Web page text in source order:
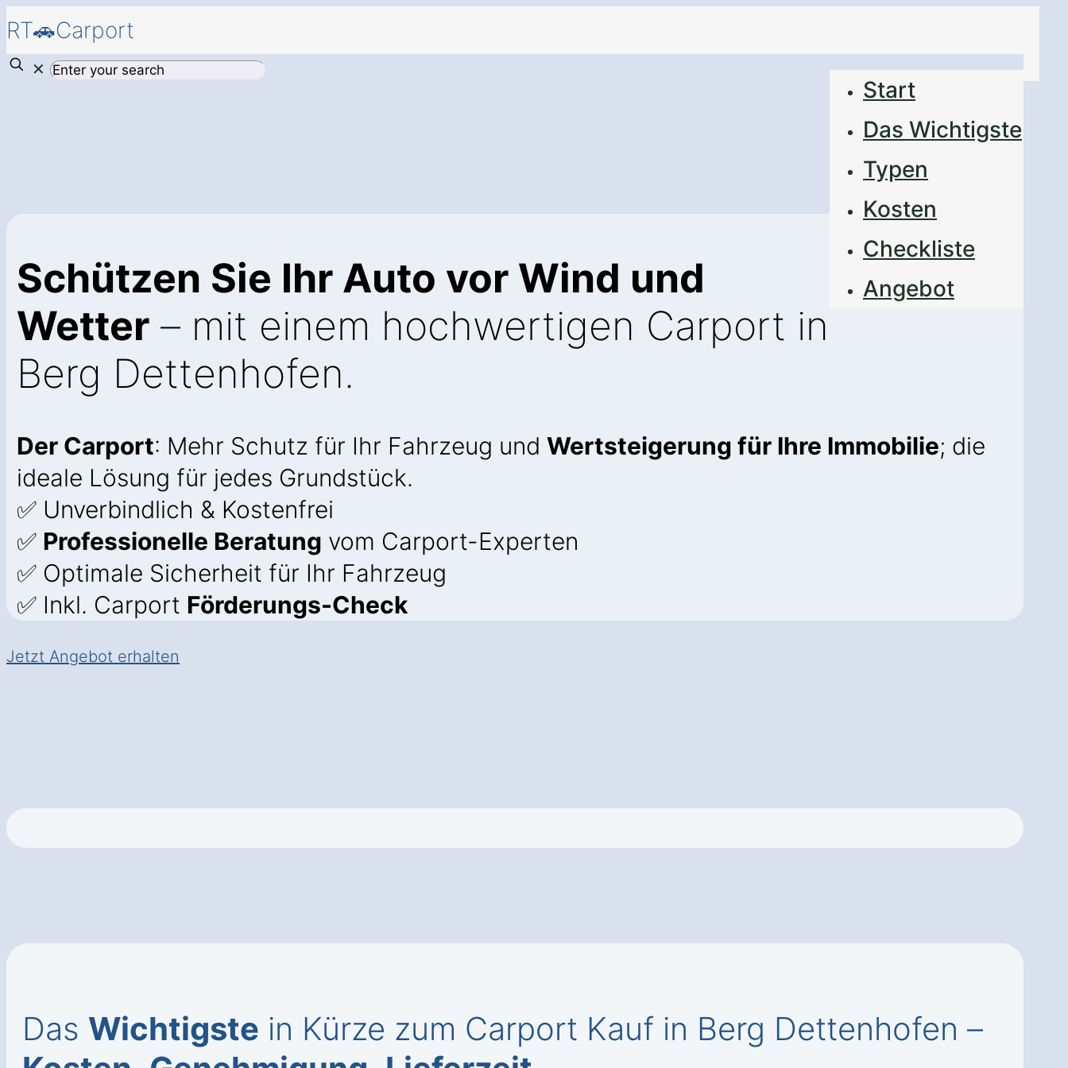
RT🚗Carport
Start
Das Wichtigste
Typen
Kosten
Checkliste
Angebot
✕
Schützen Sie Ihr Auto vor Wind und
Wetter – mit einem hochwertigen Carport in
Berg Dettenhofen.
Der Carport: Mehr Schutz für Ihr Fahrzeug und Wertsteigerung für Ihre Immobilie; die
ideale Lösung für jedes Grundstück.
✅ Unverbindlich & Kostenfrei
✅ Professionelle Beratung vom Carport-Experten
✅ Optimale Sicherheit für Ihr Fahrzeug
✅ Inkl. Carport Förderungs-Check
Jetzt Angebot erhalten
Das Wichtigste in Kürze zum Carport Kauf in Berg Dettenhofen –